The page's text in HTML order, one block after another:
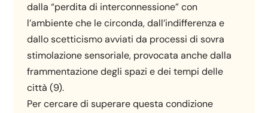
dalla “perdita di interconnessione” con
l’ambiente che le circonda, dall’indifferenza e
dallo scetticismo avviati da processi di sovra
stimolazione sensoriale, provocata anche dalla
frammentazione degli spazi e dei tempi delle
città (9).
Per cercare di superare questa condizione